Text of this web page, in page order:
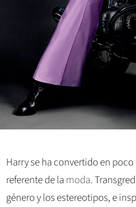
Harry se ha convertido en
referente de la moda.
género y los estereotipos, e